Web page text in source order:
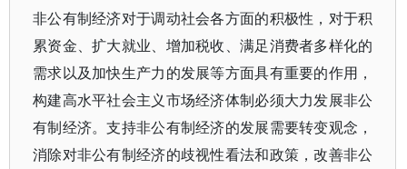
非公有制经济对于调动社会各方面的积极性，对于积
累资金、扩大就业、增加税收、满足消费者多样化的
需求以及加快生产力的发展等方面具有重要的作用，
构建高水平社会主义市场经济体制必须大力发展非公
有制经济。支持非公有制经济的发展需要转变观念，
消除对非公有制经济的歧视性看法和政策，改善非公